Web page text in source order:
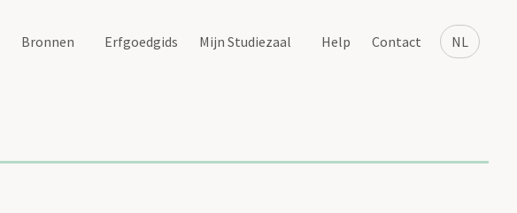
NL
Bronnen Erfgoedgids Mijn Studiezaal Help Contact